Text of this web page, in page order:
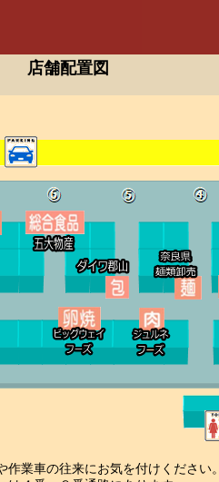
店舗配置図
業車の往来にお気を付けください。